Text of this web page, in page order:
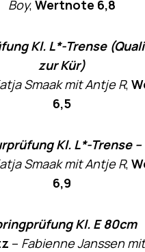
Boy, Wertnote 6,8
Kl. L*-Trense
zur Kür)
Smaak mit Antje R,
6,5
Kl. L*-Trense –
Smaak mit Antje R,
6,9
Kl. E 80cm
– Fabienne Janssen